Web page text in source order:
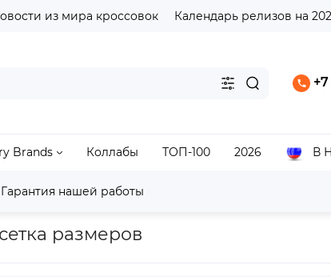
из мира кроссовок Календарь релизов на
Brands Коллабы ТОП-100 2026 В
Гарантия нашей работы
Gel-Lyte III ASICS Gel-Lyte III OG Tarmac Mink
размеров